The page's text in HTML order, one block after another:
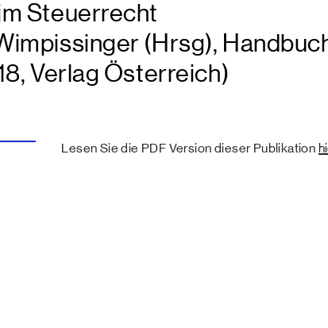
Steuerrecht
(Hrsg),
Verlag Österreich)
Lesen Sie die PDF Version dieser Publikation